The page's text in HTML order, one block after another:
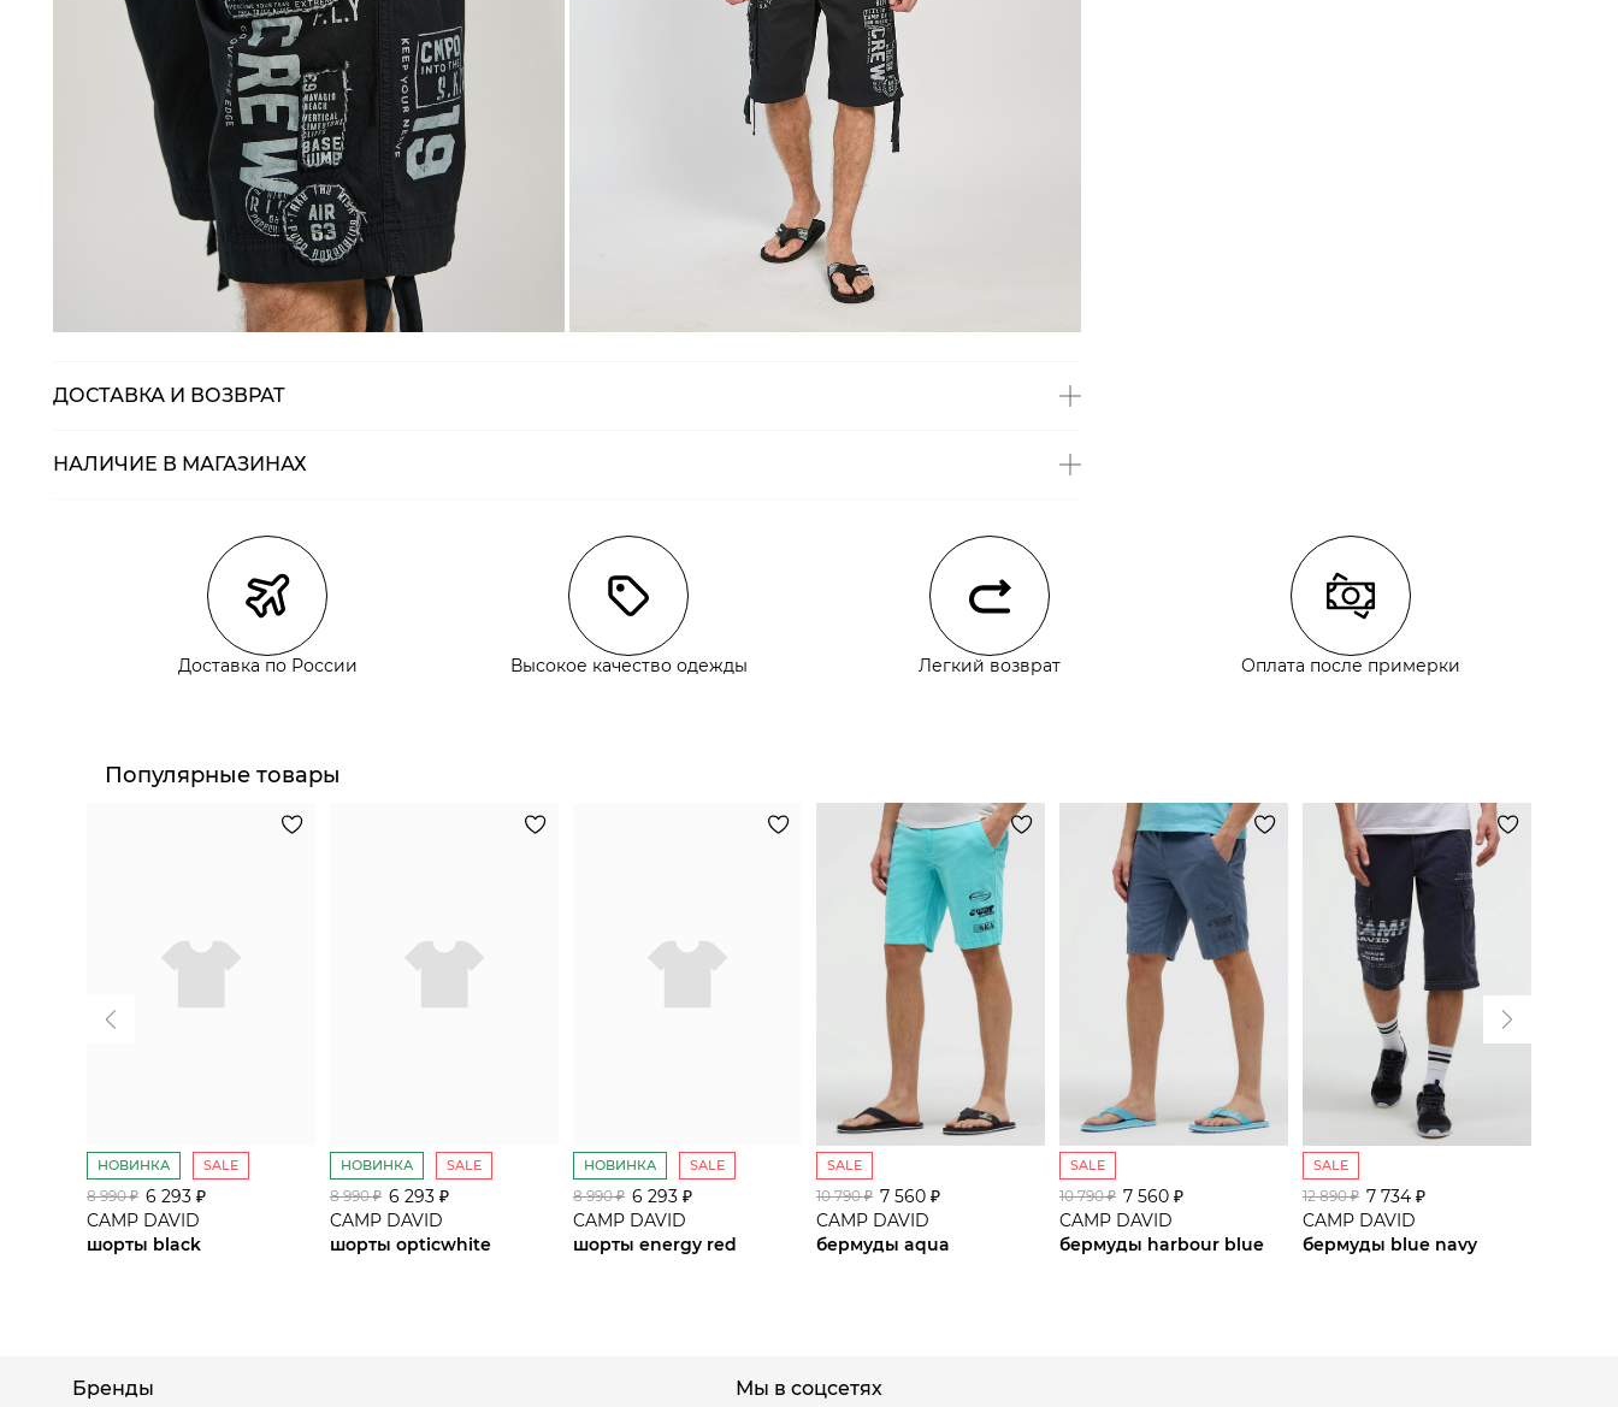
ДОСТАВКА И ВОЗВРАТ
Курьерская доставка СДЭК
Самовывоз из пункта выдачи СДЭК
Самовывоз из наших магазинов
сайте СДЭК
НАЛИЧИЕ В МАГАЗИНАХ
Доставка по России Высокое качество одежды Легкий возврат Оплата после примерки
Популярные товары
НОВИНКА SALE
8 990 ₽ 6 293 ₽
CAMP DAVID
шорты black
НОВИНКА SALE
8 990 ₽ 6 293 ₽
CAMP DAVID
шорты opticwhite
НОВИНКА SALE
8 990 ₽ 6 293 ₽
CAMP DAVID
шорты energy red
SALE
10 790 ₽ 7 560 ₽
CAMP DAVID
бермуды aqua
SALE
10 790 ₽ 7 560 ₽
CAMP DAVID
бермуды harbour blue
SALE
12 890 ₽ 7 734 ₽
CAMP DAVID
бермуды blue navy
Бренды Мы в соцсетях